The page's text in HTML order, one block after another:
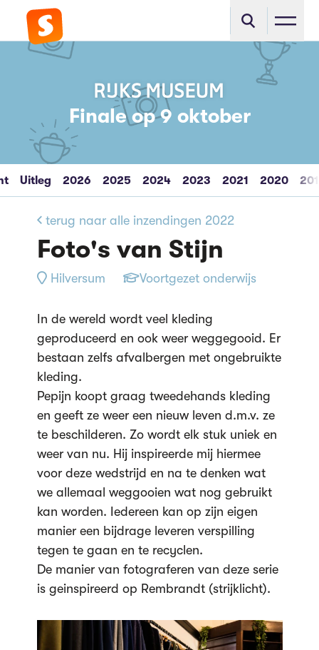
Finale op 9 oktober
Uitleg 2026 2025 2024 2023 2021 2020
terug naar alle inzendingen 2022
Foto's van Stijn
Hilversum Voortgezet onderwijs
In de wereld wordt veel kleding
geproduceerd en ook weer weggegooid. Er
bestaan zelfs afvalbergen met ongebruikte
kleding.
Pepijn koopt graag tweedehands kleding
en geeft ze weer een nieuw leven d.m.v. ze
te beschilderen. Zo wordt elk stuk uniek en
weer van nu. Hij inspireerde mij hiermee
voor deze wedstrijd en na te denken wat
we allemaal weggooien wat nog gebruikt
kan worden. Iedereen kan op zijn eigen
manier een bijdrage leveren verspilling
tegen te gaan en te recyclen.
De manier van fotograferen van deze serie
is geinspireerd op Rembrandt (strijklicht).